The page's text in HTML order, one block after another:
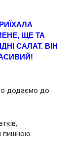
ЩЕ ТА
САЛАТ. ВІН
додаємо до
пишною.